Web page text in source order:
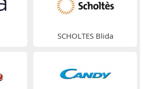
SCHOLTES Blida